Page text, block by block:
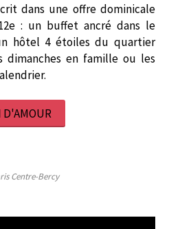
dans une offre dominicale
: un buffet ancré dans le
hôtel 4 étoiles du quartier
dimanches en famille ou les
D'AMOUR
Centre-Bercy